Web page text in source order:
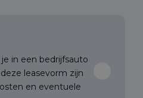
in een bedrijfsauto
leasevorm zijn
en eventuele